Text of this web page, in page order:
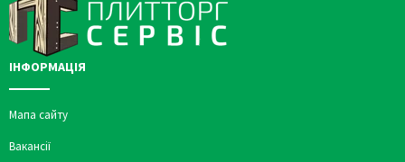
ІНФОРМАЦІЯ
Мапа сайту
Вакансії